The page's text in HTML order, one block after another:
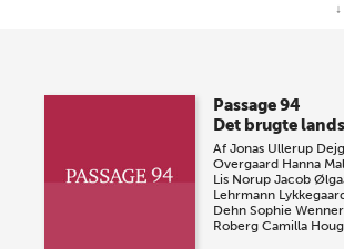
↓
Passage 94
Det brugte
AfJonas Ullerup
Overgaard Hanna
Lis Norup Jacob
Lehrmann
Dehn Sophie
Roberg Camilla